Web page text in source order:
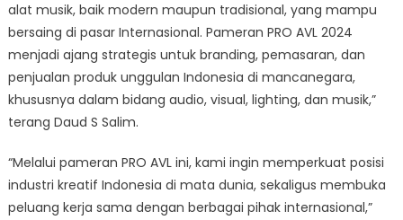
alat musik, baik modern maupun tradisional, yang mampu
bersaing di pasar Internasional. Pameran PRO AVL 2024
menjadi ajang strategis untuk branding, pemasaran, dan
penjualan produk unggulan Indonesia di mancanegara,
khususnya dalam bidang audio, visual, lighting, dan musik,”
terang Daud S Salim.
“Melalui pameran PRO AVL ini, kami ingin memperkuat posisi
industri kreatif Indonesia di mata dunia, sekaligus membuka
peluang kerja sama dengan berbagai pihak internasional,”